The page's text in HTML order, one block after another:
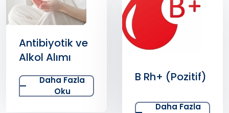
B Rh+ (Pozitif)
D3 Vitamini
Eksikliği
Nedenleri,
Daha Fazla